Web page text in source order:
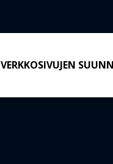
VERKKOSIVUJEN